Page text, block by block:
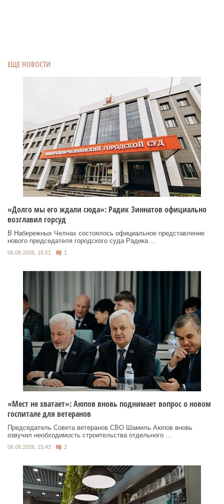
ЕЩЕ НОВОСТИ
«Долго мы его ждали сюда»: Радик Зиннатов официально
возглавил горсуд
В Набережных Челнах состоялось официальное представление
нового председателя городского суда Радика ...
06.08.2026, 16:51 1
«Мест не хватает»: Аюпов вновь поднимает вопрос о новом
госпитале для ветеранов
Председатель Совета ветеранов СВО Шамиль Аюпов вновь
озвучил необходимость строительства отдельного ...
06.08.2026, 15:43 2